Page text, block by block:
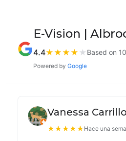
E-Vision |
4.4★ ★ ★ ★ ★ Based on
Powered by Google
Vanessa Carrillo
★★★★★ Hace una